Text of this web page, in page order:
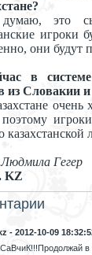
думаю, это
игроки
они будут
в
из Словакии и
очень
казахстанской
Людмила Гегер
KZ
- 2012-10-09